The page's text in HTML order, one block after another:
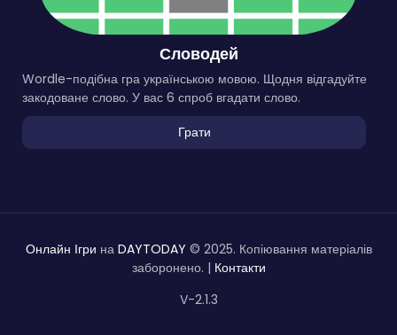
Словодей
Wordle-подібна гра українською мовою. Щодня відгадуйте
закодоване слово. У вас 6 спроб вгадати слово.
Грати
Онлайн Ігри на DAYTODAY © 2025. Копіювання матеріалів
заборонено. | Контакти
V-2.1.3